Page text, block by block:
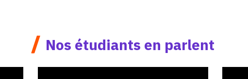
/ Nos étudiants en parlent